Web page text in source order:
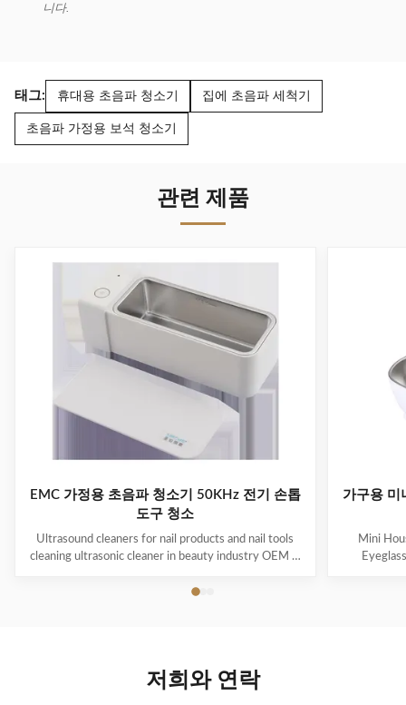
니다.
태그: 휴대용 초음파 청소기 집에 초음파 세척기
초음파 가정용 보석 청소기
관련 제품
EMC 가정용 초음파 청소기 50KHz 전기 손톱
도구 청소
Ultrasound cleaners for nail products and nail tools
cleaning ultrasonic cleaner in beauty industry OEM &
Customer can choose the color! Ultrasonic cleaning is
appropriate for the item to be cleaned and the type of
soiling present
가구용 미
Mini
저희와 연락